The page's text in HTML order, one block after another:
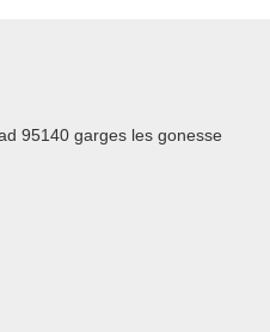
95140 garges les gonesse